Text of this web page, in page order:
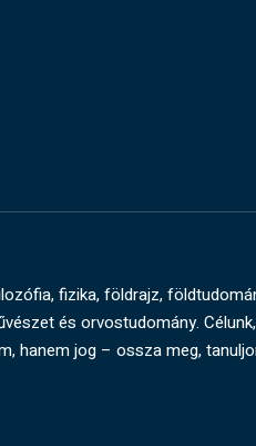
fizika, földrajz,
és orvostudomány.
hanem jog – ossza meg,